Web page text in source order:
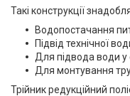
Такі конструкції
Водопостачання
Підвід технічної
Для підвода води у
Для монтування
Трійник редукційний